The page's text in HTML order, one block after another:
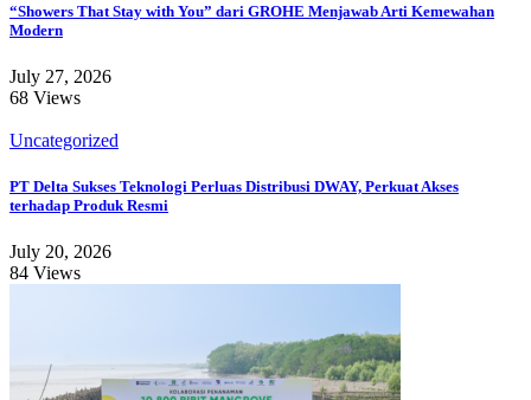
“Showers That Stay with You” dari GROHE Menjawab Arti Kemewahan
Modern
July 27, 2026
68 Views
Uncategorized
PT Delta Sukses Teknologi Perluas Distribusi DWAY, Perkuat Akses
terhadap Produk Resmi
July 20, 2026
84 Views